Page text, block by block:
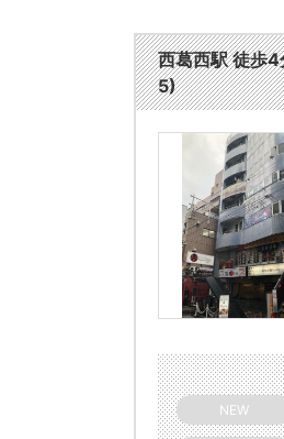
西葛西駅 徒歩
5)
NEW